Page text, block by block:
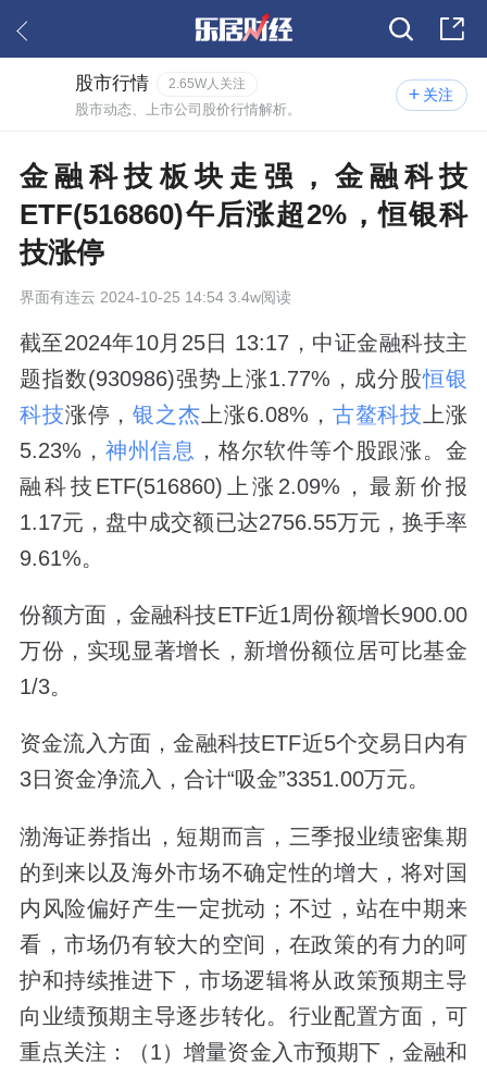
关注
股市行情 2.65W人关注
股市动态、上市公司股价行情解析。
金融科技板块走强，金融科技
ETF(516860)午后涨超2%，恒银科
技涨停
界面有连云 2024-10-25 14:54 3.4w阅读
截至2024年10月25日 13:17，中证金融科技主
题指数(930986)强势上涨1.77%，成分股恒银
科技涨停，银之杰 上涨6.08%， 古鳌科技 上涨
5.23%， 神州信息 ，格尔软件等个股跟涨。金
融科技ETF(516860)上涨2.09%，最新价报
1.17元，盘中成交额已达2756.55万元，换手率
9.61%。
份额方面，金融科技ETF近1周份额增长900.00
万份，实现显著增长，新增份额位居可比基金
1/3。
资金流入方面，金融科技ETF近5个交易日内有
3日资金净流入，合计“吸金”3351.00万元。
渤海证券指出，短期而言，三季报业绩密集期
的到来以及海外市场不确定性的增大，将对国
内风险偏好产生一定扰动；不过，站在中期来
看，市场仍有较大的空间，在政策的有力的呵
护和持续推进下，市场逻辑将从政策预期主导
向业绩预期主导逐步转化。行业配置方面，可
重点关注：（1）增量资金入市预期下，金融和